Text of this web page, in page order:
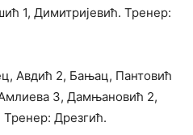
1, Димитријевић. Тренер:
Авдић 2, Бањац, Пантовић
3, Дамњановић 2,
Дрезгић.